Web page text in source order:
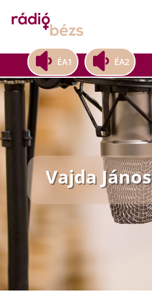
ÉA1 ÉA2
Vajda János